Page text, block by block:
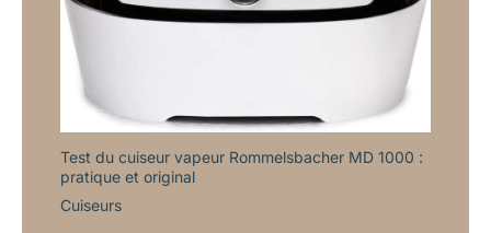
Test du cuiseur vapeur Rommelsbacher MD 1000 :
pratique et original
Cuiseurs